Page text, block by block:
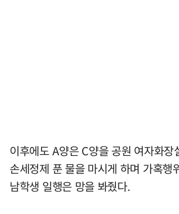
이후에도 A양은 C양을 공원 여자화장
손세정제 푼 물을 마시게 하며 가혹행
남학생 일행은 망을 봐줬다.